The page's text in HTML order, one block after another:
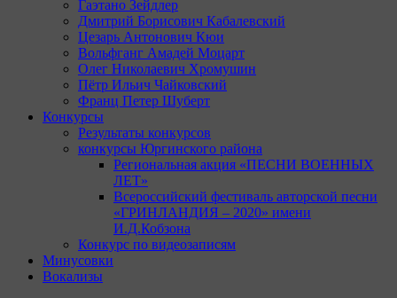
Гаэтано Зейдлер
Дмитрий Борисович Кабалевский
Цезарь Антонович Кюи
Вольфганг Амадей Моцарт
Олег Николаевич Хромушин
Пётр Ильич Чайковский
Франц Петер Шуберт
Конкурсы
Результаты конкурсов
конкурсы Юргинского района
Региональная акция «ПЕСНИ ВОЕННЫХ
ЛЕТ»
Всероссийский фестиваль авторской песни
«ГРИНЛАНДИЯ – 2020» имени
И.Д.Кобзона
Конкурс по видеозаписям
Минусовки
Вокализы